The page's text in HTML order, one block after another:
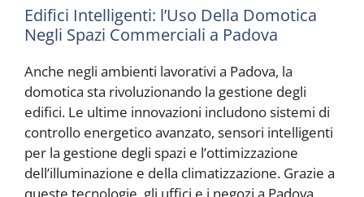
Edifici Intelligenti: l’Uso Della Domotica
Negli Spazi Commerciali a Padova
Anche negli ambienti lavorativi a Padova, la
domotica sta rivoluzionando la gestione degli
edifici. Le ultime innovazioni includono sistemi di
controllo energetico avanzato, sensori intelligenti
per la gestione degli spazi e l’ottimizzazione
dell’illuminazione e della climatizzazione. Grazie a
queste tecnologie, gli uffici e i negozi a Padova